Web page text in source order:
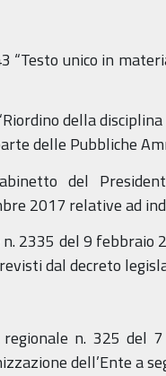
“Testo unico in
della
delle Pubbliche
del
2017 relative ad
2335 del 9
dal decreto
n. 325 del
dell’Ente a